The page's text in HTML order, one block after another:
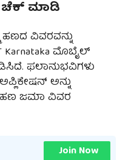
ಚೆಕ್ ಮಾಡಿ
ವಿವರವನ್ನು
ಮೊಬೈಲ್
ಫಲಾನುಭವಿಗಳು
ಅನ್ನು
ಜಮಾ ವಿವರ
Join Now